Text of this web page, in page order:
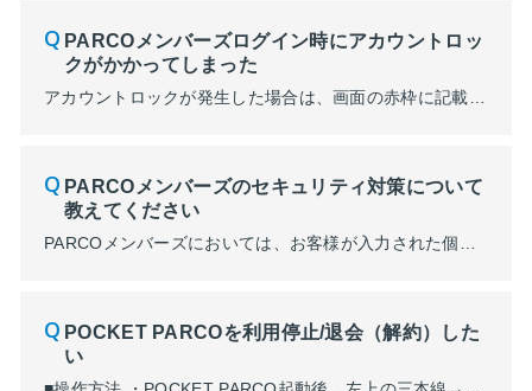
PARCOメンバーズログイン時にアカウントロッ
クがかかってしまった
PARCOメンバーズのセキュリティ対策について
教えてください
POCKET PARCOを利用停止/退会（解約）した
い